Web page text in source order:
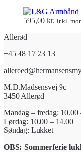
595,00 kr. inkl.
Allerød
+45 48 17 23 13
M.D.Madsensvej 9c
3450 Allerød
Mandag – fredag: 10.00
Lørdag: 10.00 – 14.00
Søndag: Lukket
OBS: Sommerferie